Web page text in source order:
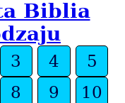
Biblia
3 4
5
8 9
10